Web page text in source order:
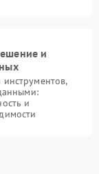
и
и